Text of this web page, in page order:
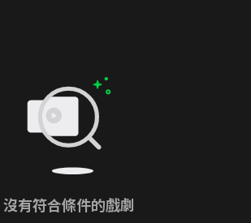
沒有符合條件的戲劇